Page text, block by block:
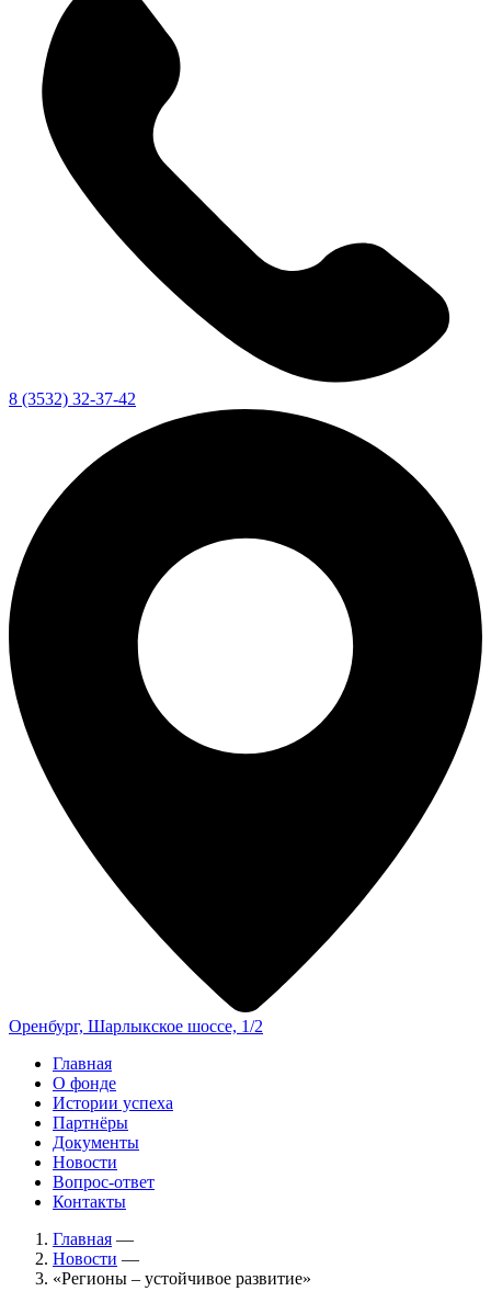
8 (3532) 32-37-42
Оренбург, Шарлыкское шоссе, 1/2
Главная
О фонде
Истории успеха
Партнёры
Документы
Новости
Вопрос-ответ
Контакты
Главная —
Новости —
«Регионы – устойчивое развитие»